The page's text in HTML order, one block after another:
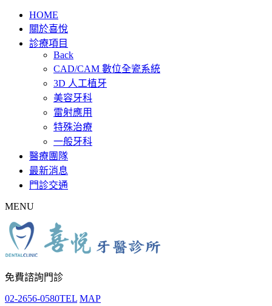
HOME
關於喜悅
診療項目
Back
CAD/CAM 數位全瓷系統
3D 人工植牙
美容牙科
雷射應用
特殊治療
一般牙科
醫療團隊
最新消息
門診交通
MENU
免費諮詢門診
02-2656-0580TEL MAP